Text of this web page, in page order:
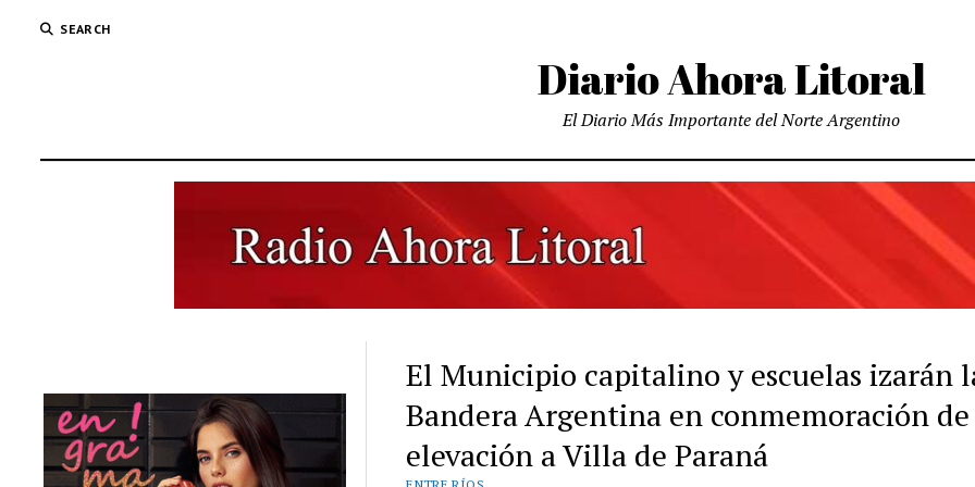
SEARCH
Diario Ahora Litoral
El Diario Más Importante del Norte Argentino
El Municipio capitalino y escuelas izarán
Bandera Argentina en conmemoración
elevación a Villa de Paraná